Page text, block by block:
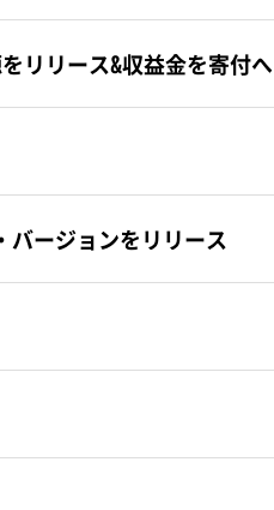
をリリース&収益金を寄付へ
バージョンをリリース